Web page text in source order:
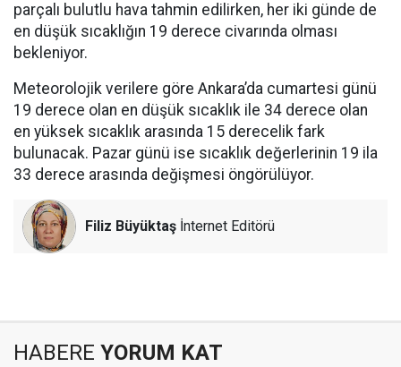
parçalı bulutlu hava tahmin edilirken, her iki günde de
en düşük sıcaklığın 19 derece civarında olması
bekleniyor.
Meteorolojik verilere göre Ankara’da cumartesi günü
19 derece olan en düşük sıcaklık ile 34 derece olan
en yüksek sıcaklık arasında 15 derecelik fark
bulunacak. Pazar günü ise sıcaklık değerlerinin 19 ila
33 derece arasında değişmesi öngörülüyor.
Filiz Büyüktaş İnternet Editörü
HABERE YORUM KAT